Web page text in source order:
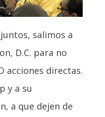
salimos a
D.C. para no
acciones directas.
y a su
a que dejen de